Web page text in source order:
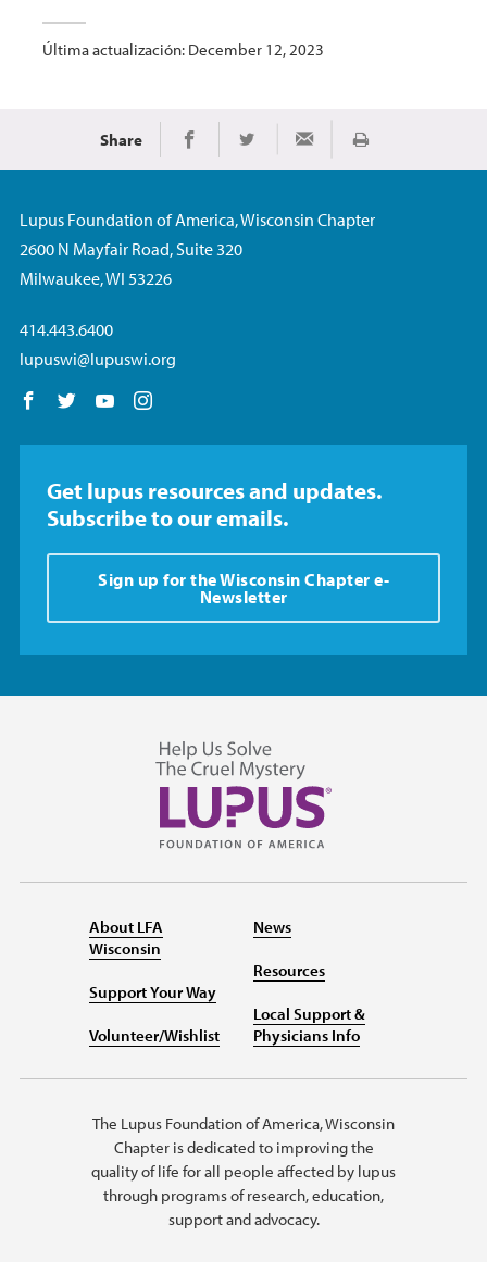
Última actualización: December 12, 2023
Share Share on Facebook
Share on TwitterShare via EmailImprimir
Lupus Foundation of America, Wisconsin Chapter
2600 N Mayfair Road, Suite 320
Milwaukee, WI 53226
414.443.6400
lupuswi@lupuswi.org
Follow us on Facebook
Follow us on Twitter
Follow us on YouTube
Get lupus resources and updates.
Subscribe to our emails.
Sign up for the Wisconsin Chapter e-
Newsletter
About LFA
Wisconsin
Support Your Way
Volunteer/Wishlist
News
Resources
Local Support &
Physicians Info
The Lupus Foundation of America, Wisconsin
Chapter is dedicated to improving the
quality of life for all people affected by lupus
through programs of research, education,
support and advocacy.